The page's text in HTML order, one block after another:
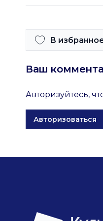
В
Ваш
Авторизуйтесь,
Авторизоваться